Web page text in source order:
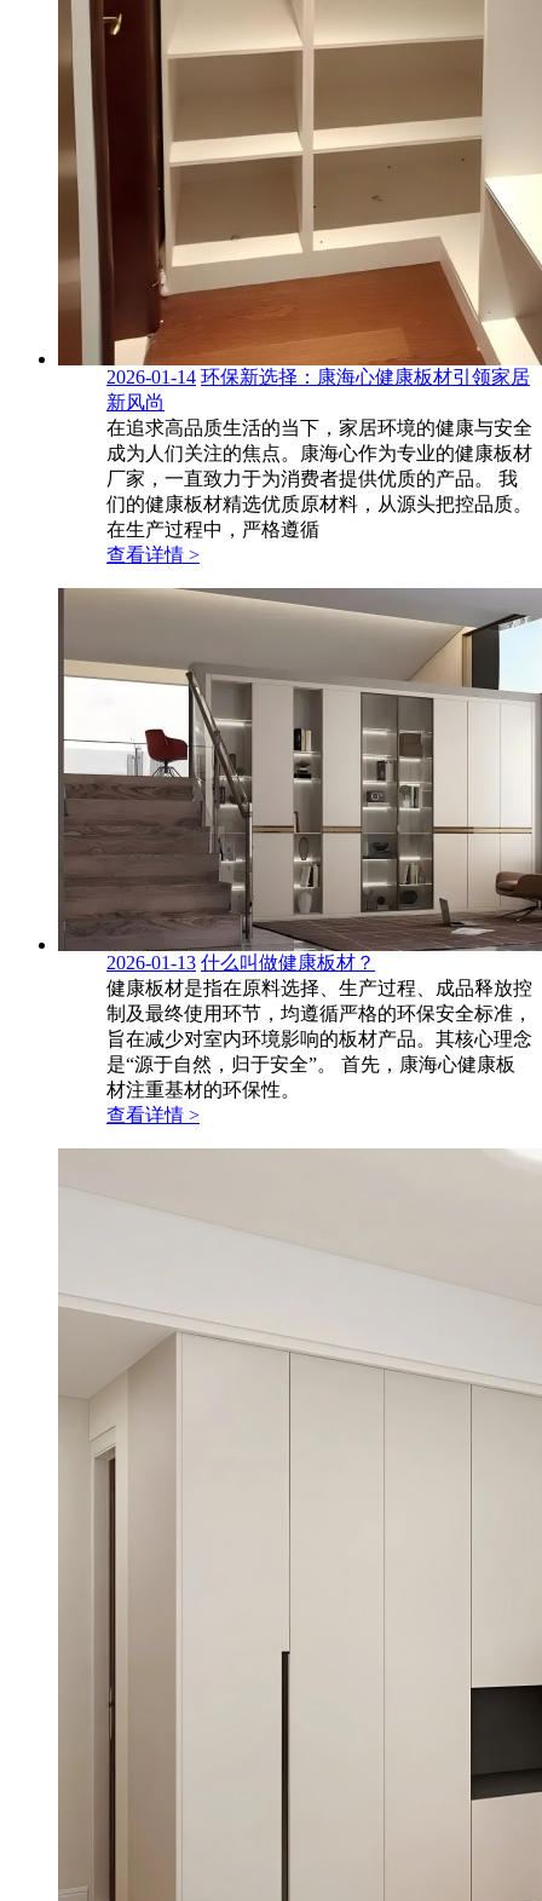
2026-01-14 环保新选择：康海心健康板材引领家居
新风尚
在追求高品质生活的当下，家居环境的健康与安全
成为人们关注的焦点。康海心作为专业的健康板材
厂家，一直致力于为消费者提供优质的产品。 我
们的健康板材精选优质原材料，从源头把控品质。
在生产过程中，严格遵循
查看详情 >
2026-01-13 什么叫做健康板材？
健康板材是指在原料选择、生产过程、成品释放控
制及最终使用环节，均遵循严格的环保安全标准，
旨在减少对室内环境影响的板材产品。其核心理念
是“源于自然，归于安全”。 首先，康海心健康板
材注重基材的环保性。
查看详情 >